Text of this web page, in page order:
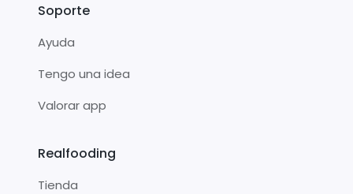
Soporte
Ayuda
Tengo una idea
Valorar app
Realfooding
Tienda